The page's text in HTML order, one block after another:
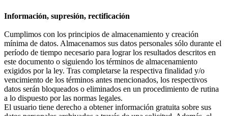
Información, supresión, rectificación
Cumplimos con los principios de almacenamiento y creación
mínima de datos. Almacenamos sus datos personales sólo durante el
período de tiempo necesario para lograr los resultados descritos en
este documento o siguiendo los términos de almacenamiento
exigidos por la ley. Tras completarse la respectiva finalidad y/o
vencimiento de los términos antes mencionados, los respectivos
datos serán bloqueados o eliminados en un procedimiento de rutina
a lo dispuesto por las normas legales.
El usuario tiene derecho a obtener información gratuita sobre sus